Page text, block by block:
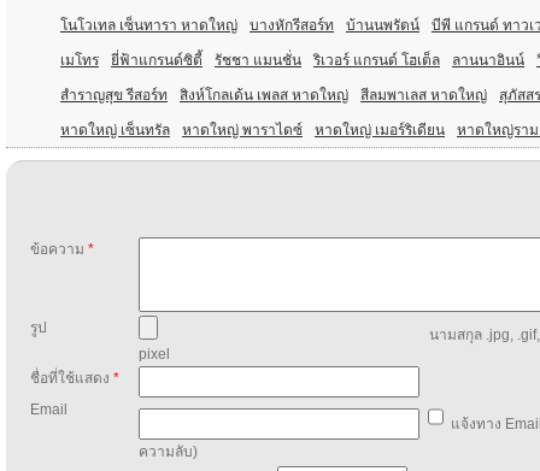
โนโวเทล เซ็นทารา หาดใหญ่ บางหักรีสอร์ท บ้านนพรัตน์ บีพี แกรนด์ ทาว
เมโทร ยี่ฟ้าแกรนด์ซิตี้ รัชชา แมนชั่น ริเวอร์ แกรนด์ โฮเต็ล ลานนาอินน์
สำราญสุข รีสอร์ท สิงห์โกลเด้น เพลส หาดใหญ่ สีลมพาเลส หาดใหญ่ สุภัสส
หาดใหญ่ เซ็นทรัล หาดใหญ่ พาราไดซ์ หาดใหญ่ เมอร์ริเดียน หาดใหญ่รา
ข้อความ *
รูป
นามสกุล .jpg,
pixel
ชื่อที่ใช้แสดง *
Email
แจ้งทาง
ความลับ)